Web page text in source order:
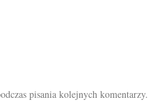
pisania kolejnych komentarzy.